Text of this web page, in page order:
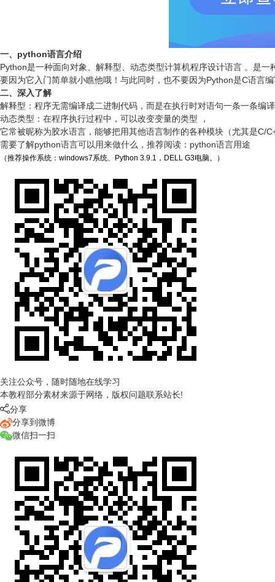
一、python语言介绍
Python是一种面向对象、解释型、动态类型计算机程序设计语言 。是一
要因为它入门简单就小瞧他哦！与此同时，也不要因为Python是C语言
二、深入了解
解释型：程序无需编译成二进制代码，而是在执行时对语句一条一条编
动态类型：在程序执行过程中，可以改变变量的类型 ，
它常被昵称为胶水语言，能够把用其他语言制作的各种模块（尤其是C/
需要了解python语言可以用来做什么，推荐阅读： python语言用途
（推荐操作系统：windows7系统、Python 3.9.1，DELL G3电脑。）
关注公众号，随时随地在线学习
本教程部分素材来源于网络，版权问题联系站长!
分享
分享到微博
微信扫一扫